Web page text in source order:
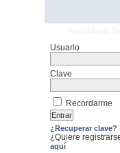
Usuario
Clave
Recordarme
¿Recuperar clave?
¿Quiere
aquí